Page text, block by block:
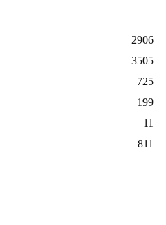
2906
3505
725
199
11
811